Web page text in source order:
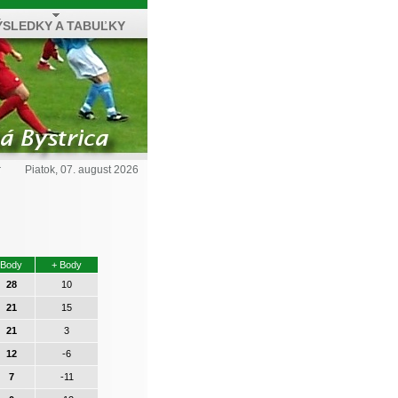
A TABUĽKY
Piatok, 07. august 2026
Body + Body
28 10
21 15
21 3
12 -6
7 -11